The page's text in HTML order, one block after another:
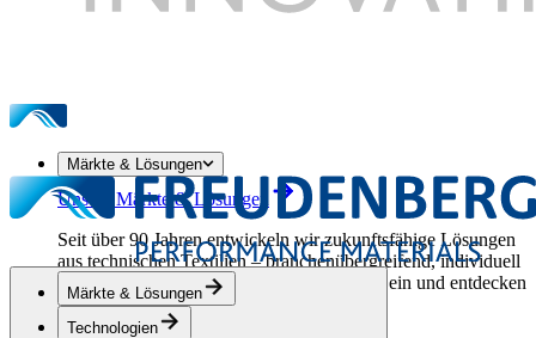
Märkte & Lösungen
Unsere Märkte & Lösungen
Seit über 90 Jahren entwickeln wir zukunftsfähige Lösungen
aus technischen Textilien – branchenübergreifend, individuell
und mit technologischer Tiefe. Tauchen Sie ein und entdecken
unsere vielfältigen Anwendungen.
Märkte & Lösungen
Technologien